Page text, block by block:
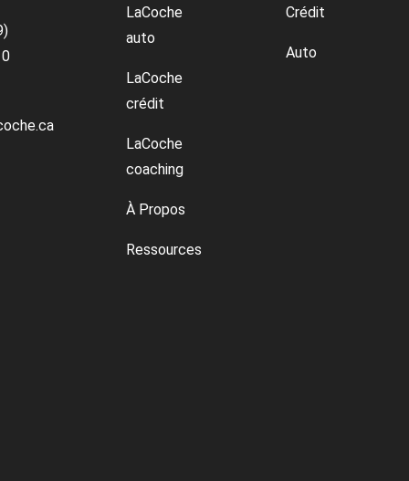
LaCoche
auto
LaCoche
crédit
LaCoche
coaching
À Propos
Ressources
Crédit
Auto